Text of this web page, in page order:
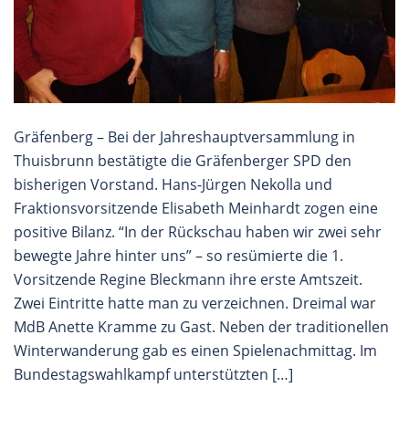
Gräfenberg – Bei der Jahreshauptversammlung in
Thuisbrunn bestätigte die Gräfenberger SPD den
bisherigen Vorstand. Hans-Jürgen Nekolla und
Fraktionsvorsitzende Elisabeth Meinhardt zogen eine
positive Bilanz. “In der Rückschau haben wir zwei sehr
bewegte Jahre hinter uns” – so resümierte die 1.
Vorsitzende Regine Bleckmann ihre erste Amtszeit.
Zwei Eintritte hatte man zu verzeichnen. Dreimal war
MdB Anette Kramme zu Gast. Neben der traditionellen
Winterwanderung gab es einen Spielenachmittag. Im
Bundestagswahlkampf unterstützten […]